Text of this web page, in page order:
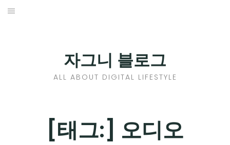
Skip
자그니 블로그
ALL ABOUT DIGITAL LIFESTYLE
[태그:] 오디오
CHILD